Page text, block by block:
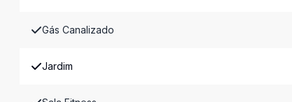
Gás Canalizado
Jardim